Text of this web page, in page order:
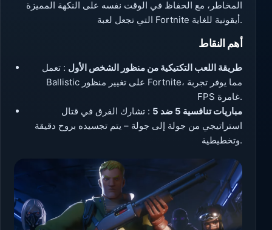
المخاطر، مع الحفاظ في الوقت نفسه على النكهة المميزة
التي تجعل لعبة Fortnite أيقونية للغاية.
أهم النقاط
طريقة اللعب التكتيكية من منظور الشخص الأول : تعمل
Ballistic على تغيير منظور Fortnite، مما يوفر تجربة
FPS غامرة.
مباريات تنافسية 5 ضد 5
: تشارك الفرق في قتال
استراتيجي من جولة إلى جولة – يتم تجسيده بروح دقيقة
وتخطيطية.